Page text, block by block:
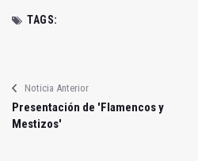
TAGS:
Noticia Anterior
Presentación de 'Flamencos y
Mestizos'